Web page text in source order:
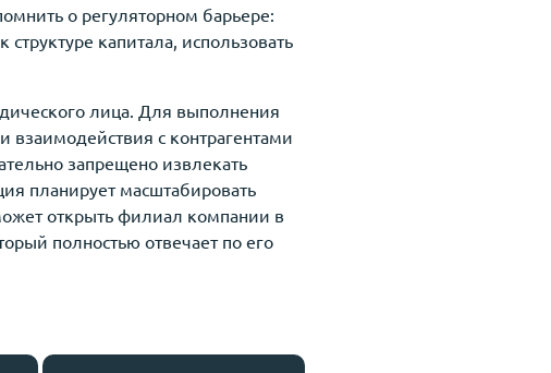
о регуляторном барьере:
капитала, использовать
лица. Для выполнения
с контрагентами
запрещено извлекать
планирует масштабировать
открыть филиал компании в
полностью отвечает по его